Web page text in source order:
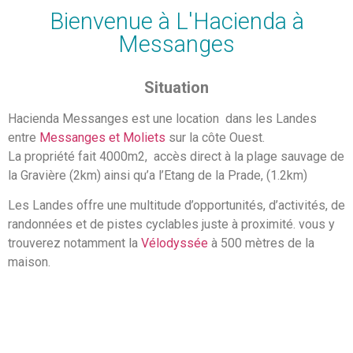
Bienvenue à L'Hacienda à
Messanges
Situation
Hacienda Messanges est une location dans les Landes
entre Messanges et Moliets sur la côte Ouest.
La propriété fait 4000m2, accès direct à la plage sauvage de
la Gravière (2km) ainsi qu’a l’Etang de la Prade, (1.2km)
Les Landes offre une multitude d’opportunités, d’activités, de
randonnées et de pistes cyclables juste à proximité. vous y
trouverez notamment la Vélodyssée à 500 mètres de la
maison.